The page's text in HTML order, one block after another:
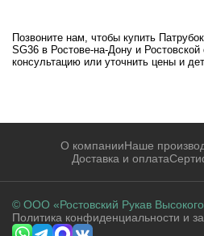
Позвоните нам, чтобы купить
SG36 в Ростове-на-Дону и Ростовской
консультацию или уточнить цены и
О компанииНаше
Доставка и оплата
© ООО «Ростовский Рукав
Политика конфиденциальности и